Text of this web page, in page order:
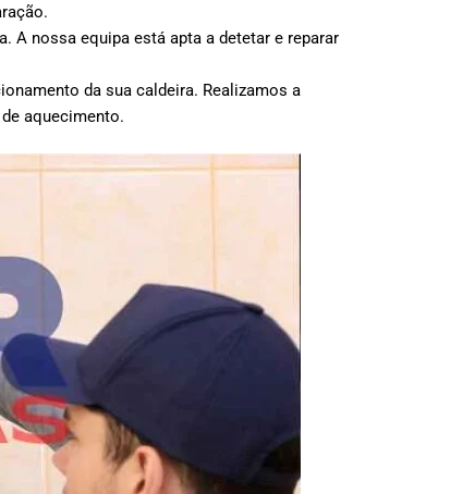
A nossa equipa está apta a detetar e reparar
da sua caldeira. Realizamos a
aquecimento.